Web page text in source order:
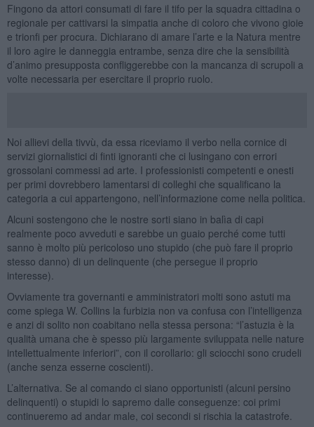
Fingono da attori consumati di fare il tifo per la squadra cittadina o
regionale per cattivarsi la simpatia anche di coloro che vivono gioie
e trionfi per procura. Dichiarano di amare l’arte e la Natura mentre
il loro agire le danneggia entrambe, senza dire che la sensibilità
d’animo presupposta confliggerebbe con la mancanza di scrupoli a
volte necessaria per esercitare il proprio ruolo.
Noi allievi della tivvù, da essa riceviamo il verbo nella cornice di
servizi giornalistici di finti ignoranti che ci lusingano con errori
grossolani commessi ad arte. I professionisti competenti e onesti
per primi dovrebbero lamentarsi di colleghi che squalificano la
categoria a cui appartengono, nell’informazione come nella politica.
Alcuni sostengono che le nostre sorti siano in balìa di capi
realmente poco avveduti e sarebbe un guaio perché come tutti
sanno è molto più pericoloso uno stupido (che può fare il proprio
stesso danno) di un delinquente (che persegue il proprio
interesse).
Ovviamente tra governanti e amministratori molti sono astuti ma
come spiega W. Collins la furbizia non va confusa con l’intelligenza
e anzi di solito non coabitano nella stessa persona: “l’astuzia è la
qualità umana che è spesso più largamente sviluppata nelle nature
intellettualmente inferiori”, con il corollario: gli sciocchi sono crudeli
(anche senza esserne coscienti).
L’alternativa. Se al comando ci siano opportunisti (alcuni persino
delinquenti) o stupidi lo sapremo dalle conseguenze: coi primi
continueremo ad andar male, coi secondi si rischia la catastrofe.